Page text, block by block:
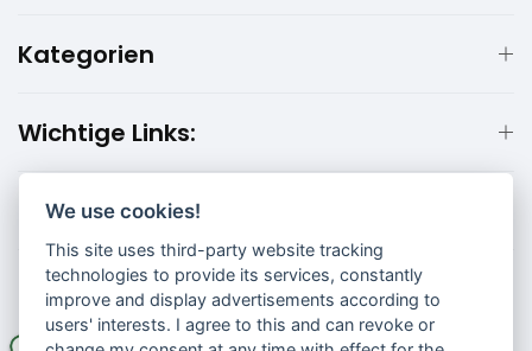
Kategorien
Wichtige Links:
Kundeninformationen:
We use cookies!
This site uses third-party website tracking
technologies to provide its services, constantly
improve and display advertisements according to
users' interests. I agree to this and can revoke or